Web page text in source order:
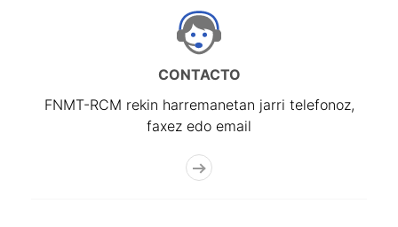
CONTACTO
FNMT-RCM rekin harremanetan jarri telefonoz,
faxez edo email